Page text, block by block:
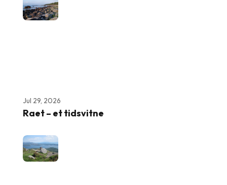
Jul 29, 2026
Raet – et tidsvitne